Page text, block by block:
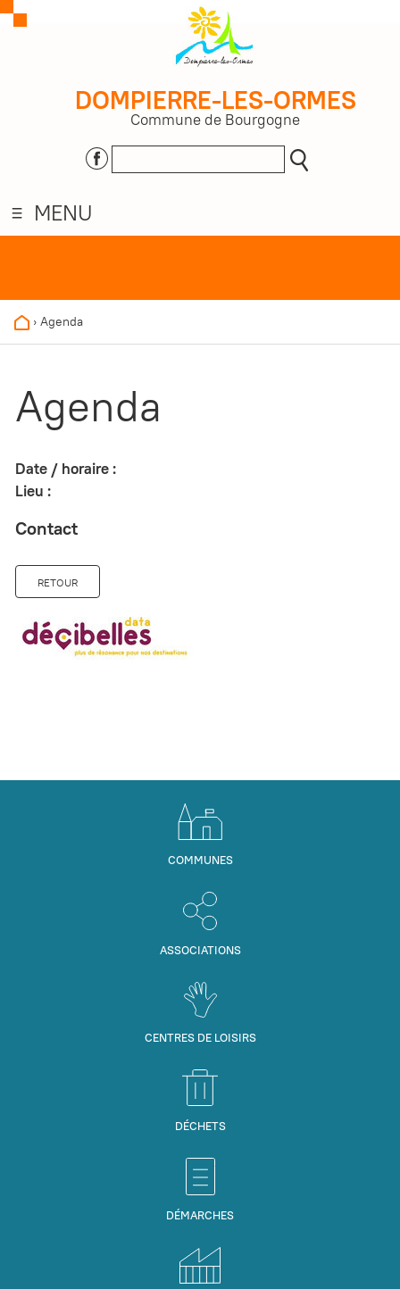
DOMPIERRE-LES-ORMES
Commune de Bourgogne
MENU
› Agenda
Agenda
Date / horaire :
Lieu :
Contact
RETOUR
COMMUNES
ASSOCIATIONS
CENTRES DE LOISIRS
DÉCHETS
DÉMARCHES